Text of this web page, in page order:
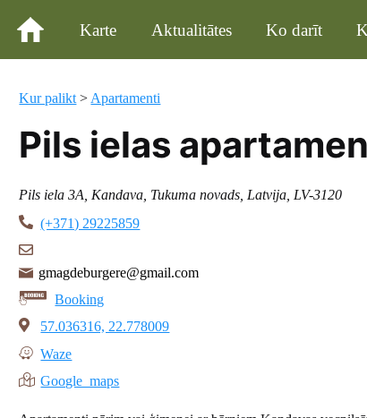
Karte Aktualitātes Ko darīt
Kur palikt > Apartamenti
Pils ielas
Pils iela 3A, Kandava, Tukuma novads, Latvija, LV-3120
(+371) 29225859
gmagdeburgere@gmail.com
Booking
57.036316, 22.778009
Waze
Google maps